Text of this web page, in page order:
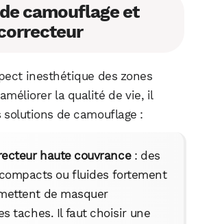
camouflage et
inesthétique des zones
la qualité de vie, il
de camouflage :
haute couvrance: des
ou fluides fortement
de masquer
taches. Il faut choisir une